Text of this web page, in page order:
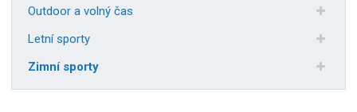
Outdoor a volný čas
Letní sporty
Zimní sporty